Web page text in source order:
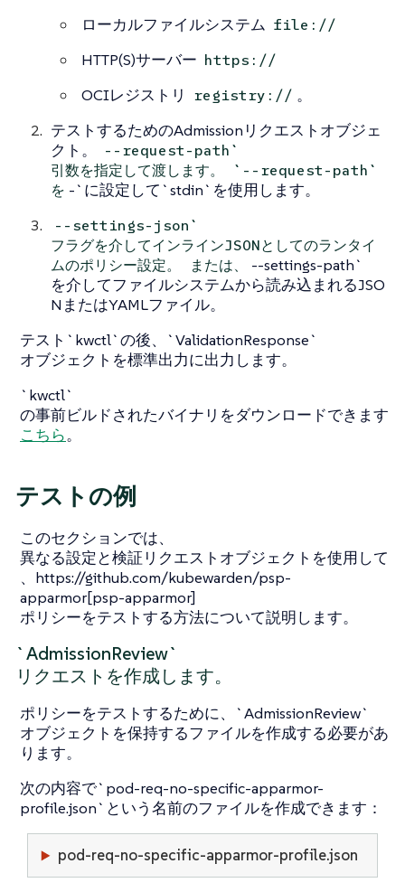
ローカルファイルシステム file://
HTTP(S)サーバー https://
OCIレジストリ registry:// 。
テストするためのAdmissionリクエストオブジェ
クト。
--request-path`
引数を指定して渡します。 `--request-path`
を -`に設定して`stdin`を使用します。
--settings-json`
フラグを介してインラインJSONとしてのランタイ
ムのポリシー設定。 または、
--settings-path`
を介してファイルシステムから読み込まれるJSO
NまたはYAMLファイル。
テスト`kwctl`の後、`ValidationResponse`
オブジェクトを標準出力に出力します。
`kwctl`
の事前ビルドされたバイナリをダウンロードできます
こちら。
テストの例
このセクションでは、
異なる設定と検証リクエストオブジェクトを使用して
、https://github.com/kubewarden/psp-
apparmor[psp-apparmor]
ポリシーをテストする方法について説明します。
`AdmissionReview`
リクエストを作成します。
ポリシーをテストするために、`AdmissionReview`
オブジェクトを保持するファイルを作成する必要があ
ります。
次の内容で`pod-req-no-specific-apparmor-
profile.json`という名前のファイルを作成できます：
pod-req-no-specific-apparmor-profile.json